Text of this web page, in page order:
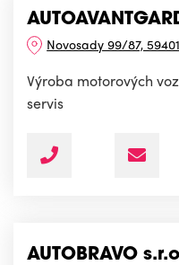
Novosady 99/87,
Výroba motorových
servis
AUTOBRAVO